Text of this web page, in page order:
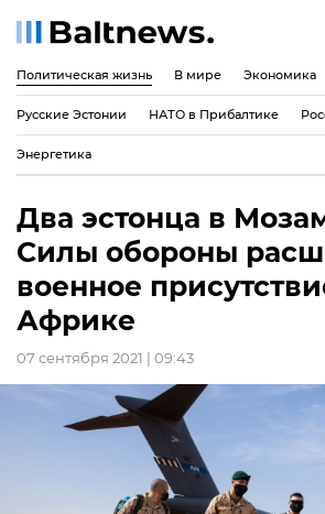
Политическая жизнь В мире Экономика
Русские Эстонии НАТО в Прибалтике
Энергетика
Два эстонца в
Силы обороны
военное
Африке
07 сентября 2021 | 09:43